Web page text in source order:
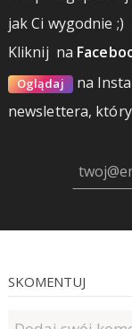
jak Ci wygodnie ;)
Kliknij na
Oglądaj na
newslettera, który
SKOMENTUJ